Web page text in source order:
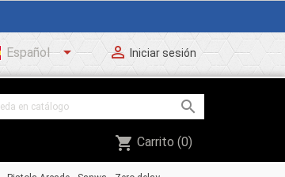
Español   Iniciar sesión

shopping_cart Carrito (0)